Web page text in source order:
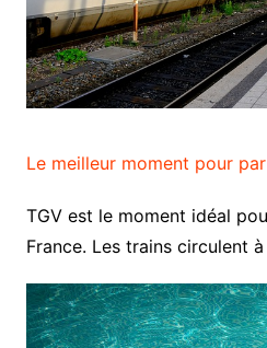
Le meilleur moment pour
TGV est le moment idéal
France. Les trains circulent